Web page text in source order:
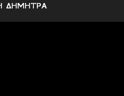
ΔΗΜΗΤΡΑ